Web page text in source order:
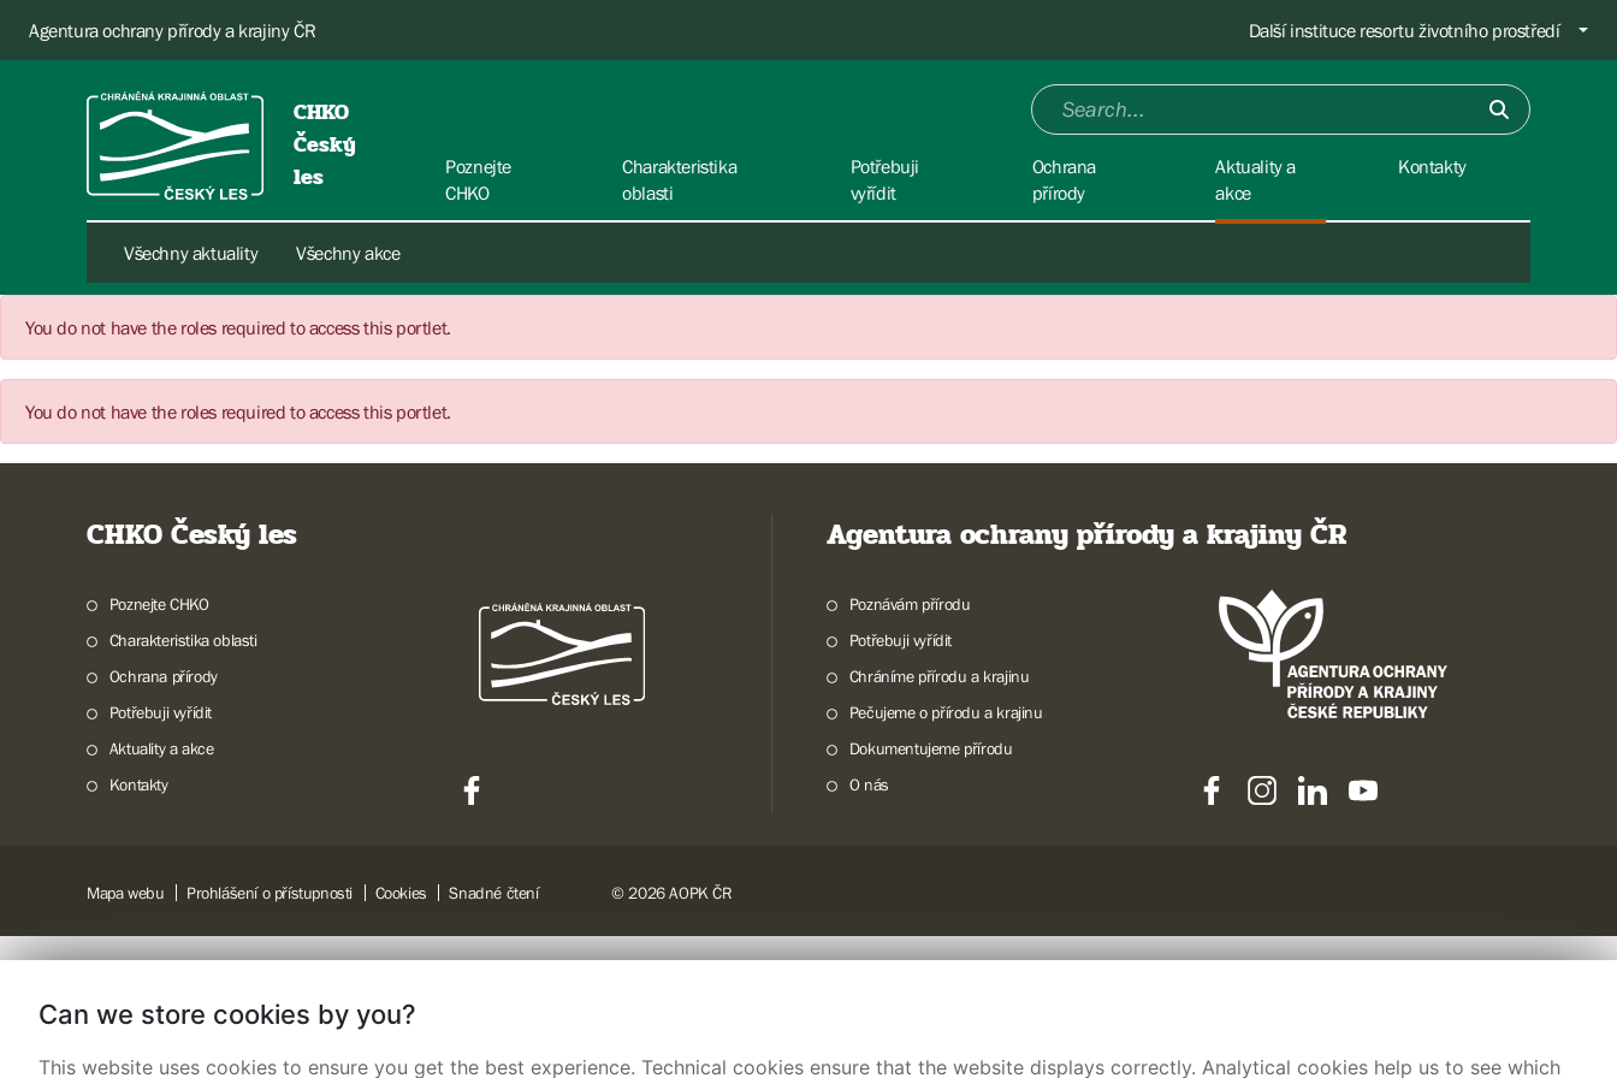
Agentura ochrany přírody a krajiny ČR Další instituce resortu životního prostředí
CHKO
Český
les
Poznejte
CHKO
Charakteristika
oblasti
Potřebuji
vyřídit
Ochrana
přírody
Aktuality a
akce
Všechny aktuality Všechny akce
Kontakty
You do not have the roles required to access this portlet.
You do not have the roles required to access this portlet.
CHKO Český les
Poznejte CHKO
Charakteristika oblasti
Ochrana přírody
Potřebuji vyřídit
Aktuality a akce
Kontakty
Agentura ochrany přírody a krajiny ČR
Poznávám přírodu
Potřebuji vyřídit
Chráníme přírodu a krajinu
Pečujeme o přírodu a krajinu
Dokumentujeme přírodu
O nás
Mapa webu Prohlášení o přístupnosti Cookies Snadné čtení © 2026 AOPK ČR
Can we store cookies by you?
This website uses cookies to ensure you get the best experience. Technical cookies ensure that the website displays correctly. Analytical cookies help us to see which